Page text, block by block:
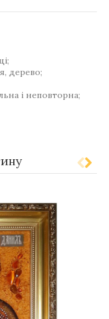
дерево;
і неповторна;